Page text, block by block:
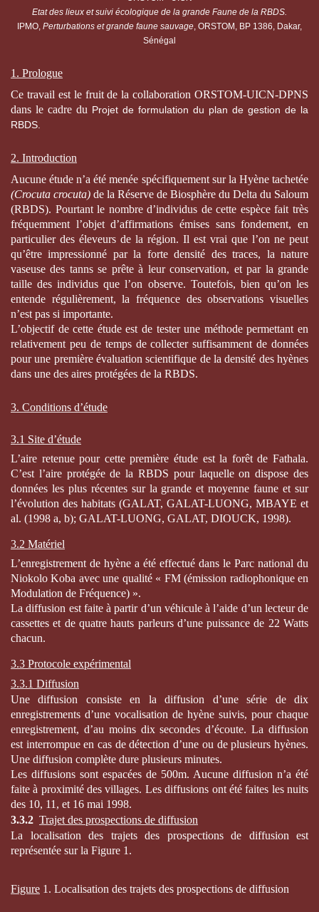
Etat des lieux et suivi écologique de la grande Faune de la RBDS.
IPMO, Perturbations et grande faune sauvage, ORSTOM, BP 1386, Dakar,
Sénégal
1. Prologue
Ce travail est le fruit de la collaboration ORSTOM-UICN-DPNS
dans le cadre du Projet de formulation du plan de gestion de la
RBDS.
2. Introduction
Aucune étude n’a été menée spécifiquement sur la Hyène tachetée
(Crocuta crocuta) de la Réserve de Biosphère du Delta du Saloum
(RBDS). Pourtant le nombre d’individus de cette espèce fait très
fréquemment l’objet d’affirmations émises sans fondement, en
particulier des éleveurs de la région. Il est vrai que l’on ne peut
qu’être impressionné par la forte densité des traces, la nature
vaseuse des tanns se prête à leur conservation, et par la grande
taille des individus que l’on observe. Toutefois, bien qu’on les
entende régulièrement, la fréquence des observations visuelles
n’est pas si importante.
L’objectif de cette étude est de tester une méthode permettant en
relativement peu de temps de collecter suffisamment de données
pour une première évaluation scientifique de la densité des hyènes
dans une des aires protégées de la RBDS.
3. Conditions d’étude
3.1 Site d’étude
L’aire retenue pour cette première étude est la forêt de Fathala.
C’est l’aire protégée de la RBDS pour laquelle on dispose des
données les plus récentes sur la grande et moyenne faune et sur
l’évolution des habitats (GALAT, GALAT-LUONG, MBAYE et
al. (1998 a, b); GALAT-LUONG, GALAT, DIOUCK, 1998).
3.2 Matériel
L’enregistrement de hyène a été effectué dans le Parc national du
Niokolo Koba avec une qualité « FM (émission radiophonique en
Modulation de Fréquence) ».
La diffusion est faite à partir d’un véhicule à l’aide d’un lecteur de
cassettes et de quatre hauts parleurs d’une puissance de 22 Watts
chacun.
3.3 Protocole expérimental
3.3.1 Diffusion
Une diffusion consiste en la diffusion d’une série de dix
enregistrements d’une vocalisation de hyène suivis, pour chaque
enregistrement, d’au moins dix secondes d’écoute. La diffusion
est interrompue en cas de détection d’une ou de plusieurs hyènes.
Une diffusion complète dure plusieurs minutes.
Les diffusions sont espacées de 500m. Aucune diffusion n’a été
faite à proximité des villages. Les diffusions ont été faites les nuits
des 10, 11, et 16 mai 1998.
3.3.2 Trajet des prospections de diffusion
La localisation des trajets des prospections de diffusion est
représentée sur la Figure 1.
Figure 1. Localisation des trajets des prospections de diffusion